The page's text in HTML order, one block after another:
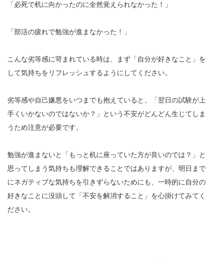
「必死で机に向かったのに全然覚えられなかった！」
「部活の疲れで勉強が進まなかった！」
こんな劣等感に苛まれている時は、まず「自分が好きなこと」を
して気持ちをリフレッシュするようにしてください。
劣等感や自己嫌悪をいつまでも抱えていると、「翌日の試験が上
手くいかないのではないか？」という不安がどんどん生じてしま
うため注意が必要です。
勉強が進まないと「もっと机に座っていた方が良いのでは？」と
思ってしまう気持ちも理解できることではありますが、明日まで
にネガティブな気持ちを引きずらないためにも、一時的に自分の
好きなことに没頭して「不安を解消すること」を心掛けてみてく
ださい。